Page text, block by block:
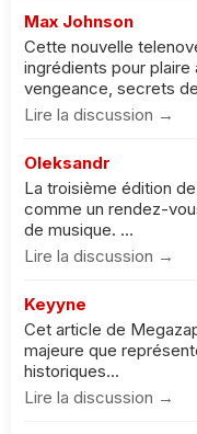
Max Johnson
Cette nouvelle
ingrédients pour plaire
vengeance, secrets
Lire la discussion →
Oleksandr
La troisième édition
comme un rendez-
de musique. ...
Lire la discussion →
Keyyne
Cet article de
majeure que
historiques...
Lire la discussion →